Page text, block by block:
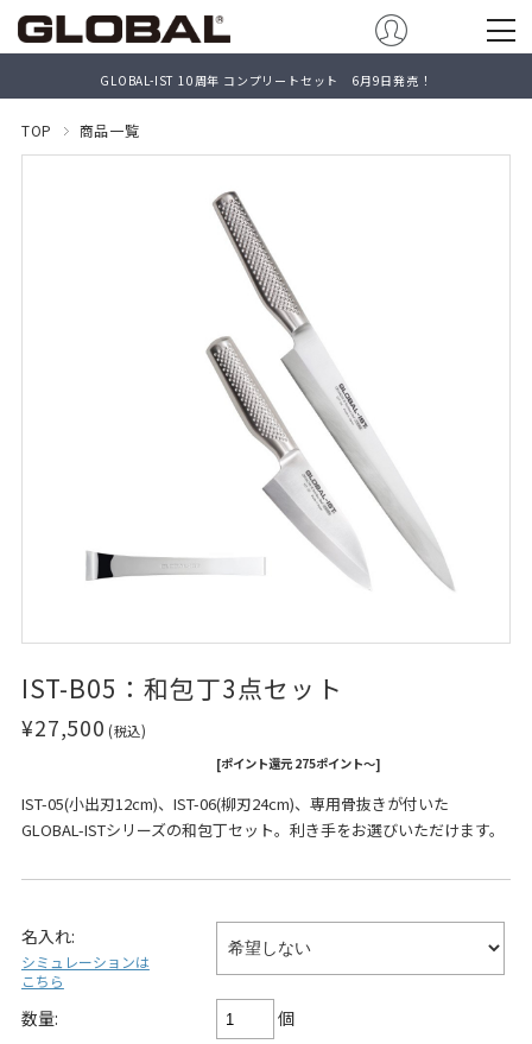
GLOBAL-IST 10周年 コンプリートセット 6月9日発売！
TOP 商品一覧
IST-B05：和包丁3点セット
¥27,500 (税込)
[ポイント還元 275ポイント～]
IST-05(小出刃12cm)、IST-06(柳刃24cm)、専用骨抜きが付いた
GLOBAL-ISTシリーズの和包丁セット。利き手をお選びいただけます。
名入れ:
シミュレーションは
こちら
数量: 個